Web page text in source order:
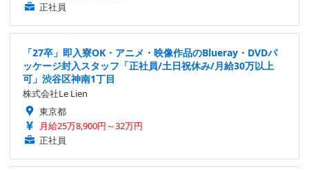
正社員
「27卒」即入寮OK・アニメ・映像作品のBlueray・DVDパ
ッケージ封入スタッフ「正社員/土日祝休み/月給30万以上
可」渋谷区神南1丁目
株式会社Le Lien
東京都
月給25万8,900円～32万円
正社員